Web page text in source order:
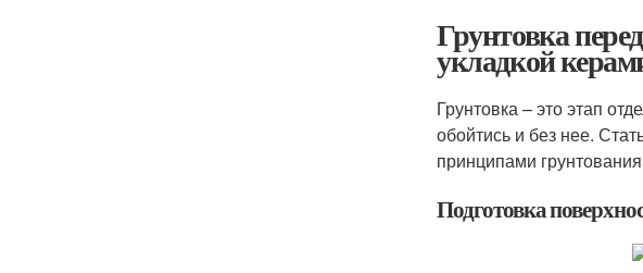
Грунтовка
укладкой
Грунтовка – это этап
обойтись и без нее.
принципами
Подготовка